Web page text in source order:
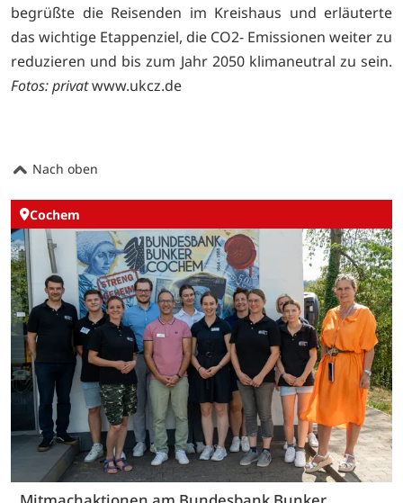
begrüßte die Reisenden im Kreishaus und erläuterte
das wichtige Etappenziel, die CO2- Emissionen weiter zu
reduzieren und bis zum Jahr 2050 klimaneutral zu sein.
Fotos: privatwww.ukcz.de
Nach oben
Cochem